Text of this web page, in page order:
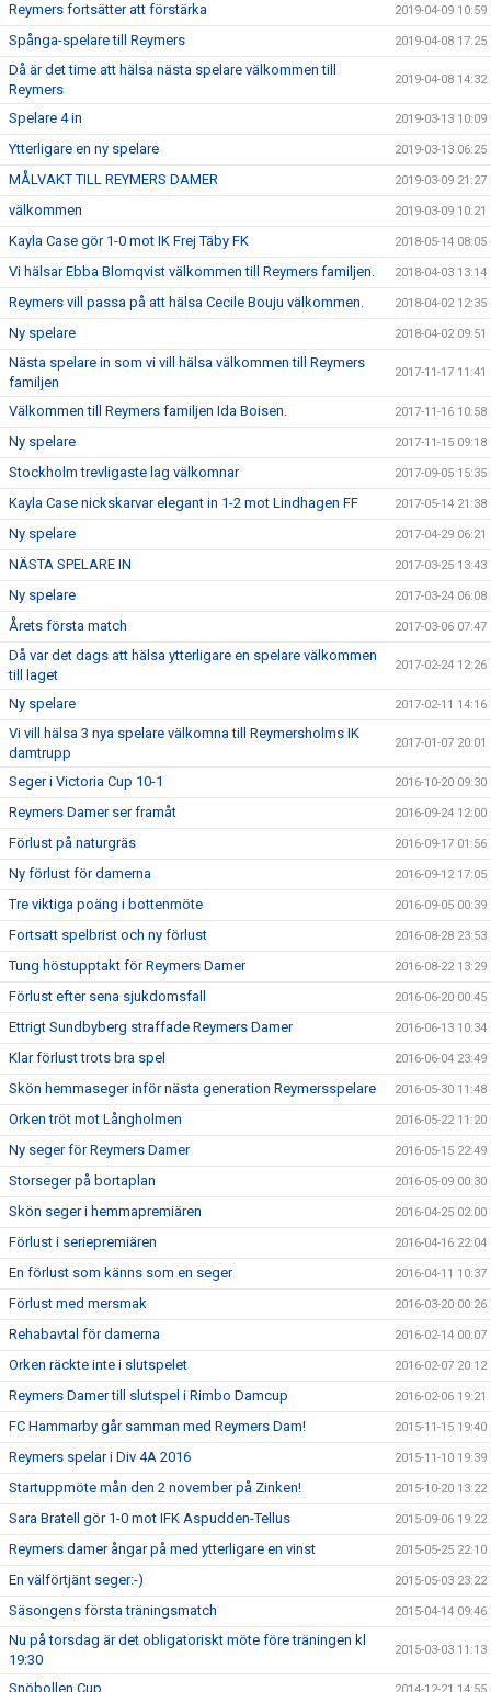
Reymers fortsätter att förstärka 2019-04-09 10:59
Spånga-spelare till Reymers 2019-04-08 17:25
Då är det time att hälsa nästa spelare välkommen till
Reymers
2019-04-08 14:32
Spelare 4 in 2019-03-13 10:09
Ytterligare en ny spelare 2019-03-13 06:25
MÅLVAKT TILL REYMERS DAMER 2019-03-09 21:27
välkommen 2019-03-09 10:21
Kayla Case gör 1-0 mot IK Frej Täby FK 2018-05-14 08:05
Vi hälsar Ebba Blomqvist välkommen till Reymers familjen. 2018-04-03 13:14
Reymers vill passa på att hälsa Cecile Bouju välkommen. 2018-04-02 12:35
Ny spelare 2018-04-02 09:51
Nästa spelare in som vi vill hälsa välkommen till Reymers
familjen
2017-11-17 11:41
Välkommen till Reymers familjen Ida Boisen. 2017-11-16 10:58
Ny spelare 2017-11-15 09:18
Stockholm trevligaste lag välkomnar 2017-09-05 15:35
Kayla Case nickskarvar elegant in 1-2 mot Lindhagen FF 2017-05-14 21:38
Ny spelare 2017-04-29 06:21
NÄSTA SPELARE IN 2017-03-25 13:43
Ny spelare 2017-03-24 06:08
Årets första match 2017-03-06 07:47
Då var det dags att hälsa ytterligare en spelare välkommen
till laget
2017-02-24 12:26
Ny spelare 2017-02-11 14:16
Vi vill hälsa 3 nya spelare välkomna till Reymersholms IK
damtrupp
2017-01-07 20:01
Seger i Victoria Cup 10-1 2016-10-20 09:30
Reymers Damer ser framåt 2016-09-24 12:00
Förlust på naturgräs 2016-09-17 01:56
Ny förlust för damerna 2016-09-12 17:05
Tre viktiga poäng i bottenmöte 2016-09-05 00:39
Fortsatt spelbrist och ny förlust 2016-08-28 23:53
Tung höstupptakt för Reymers Damer 2016-08-22 13:29
Förlust efter sena sjukdomsfall 2016-06-20 00:45
Ettrigt Sundbyberg straffade Reymers Damer 2016-06-13 10:34
Klar förlust trots bra spel 2016-06-04 23:49
Skön hemmaseger inför nästa generation Reymersspelare 2016-05-30 11:48
Orken tröt mot Långholmen 2016-05-22 11:20
Ny seger för Reymers Damer 2016-05-15 22:49
Storseger på bortaplan 2016-05-09 00:30
Skön seger i hemmapremiären 2016-04-25 02:00
Förlust i seriepremiären 2016-04-16 22:04
En förlust som känns som en seger 2016-04-11 10:37
Förlust med mersmak 2016-03-20 00:26
Rehabavtal för damerna 2016-02-14 00:07
Orken räckte inte i slutspelet 2016-02-07 20:12
Reymers Damer till slutspel i Rimbo Damcup 2016-02-06 19:21
FC Hammarby går samman med Reymers Dam! 2015-11-15 19:40
Reymers spelar i Div 4A 2016 2015-11-10 19:39
Startuppmöte mån den 2 november på Zinken! 2015-10-20 13:22
Sara Bratell gör 1-0 mot IFK Aspudden-Tellus 2015-09-06 19:22
Reymers damer ångar på med ytterligare en vinst 2015-05-25 22:10
En välförtjänt seger:-) 2015-05-03 23:22
Säsongens första träningsmatch 2015-04-14 09:46
Nu på torsdag är det obligatoriskt möte före träningen kl
19:30
2015-03-03 11:13
Snöbollen Cup